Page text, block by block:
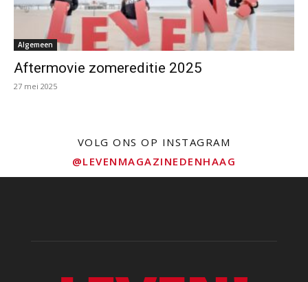
Algemeen
Aftermovie zomereditie 2025
27 mei 2025
VOLG ONS OP INSTAGRAM
@LEVENMAGAZINEDENHAAG